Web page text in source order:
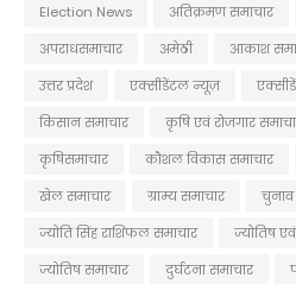
Election News अतिक्रमण समाचार
अपराधसमाचार
अमेठी आकाश
उत्तर प्रदेश
एक्सीडेंटल न्यूज़
किसान समाचार
कृषि एवं रोजगार
कृषिसमाचार
कौशल विकास समाचार
खेल समाचार
ग्राम्य समाचार चुनाव
ज्योति सिंह राशिफल समाचार
ज्योतिष
ज्योतिष समाचार
दुर्घटना समाचार